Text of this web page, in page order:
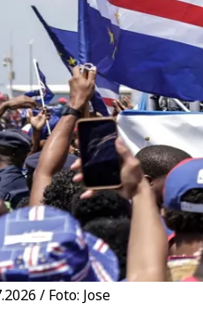
/ Foto: Jose